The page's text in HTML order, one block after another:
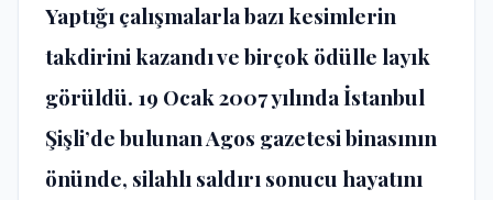
Yaptığı çalışmalarla bazı kesimlerin
takdirini kazandı ve birçok ödülle layık
görüldü. 19 Ocak 2007 yılında İstanbul
Şişli’de bulunan Agos gazetesi binasının
önünde, silahlı saldırı sonucu hayatını